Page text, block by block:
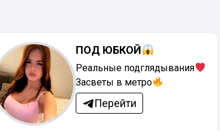
ПОД ЮБКОЙ
Реальные подглядывания
Засветы в метро
Перейти